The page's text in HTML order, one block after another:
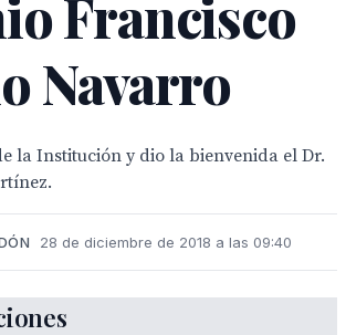
Francisco
Navarro
la Institución y dio la bienvenida el Dr.
28 de diciembre de 2018 a las 09:40